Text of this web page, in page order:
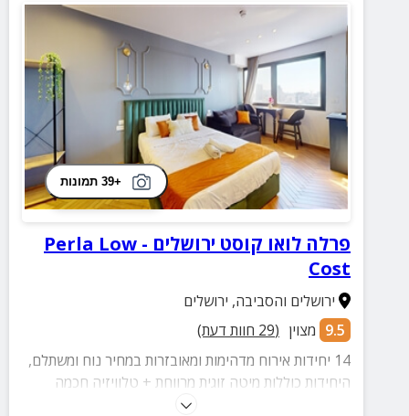
+39 תמונות
פרלה לואו קוסט ירושלים - Perla Low
Cost
ירושלים והסביבה, ירושלים
9.5 מצוין (
29 חוות דעת)
14 יחידות אירוח מדהימות ומאובזרות במחיר נוח ומשתלם,
היחידות כוללות מיטה זוגית מרווחת + טלוויזיה חכמה
בחיבור לנטפליקס, פינות ישיבה, חדר רחצה, מטבחון